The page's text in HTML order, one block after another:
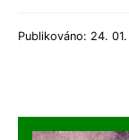
Publikováno: 24.